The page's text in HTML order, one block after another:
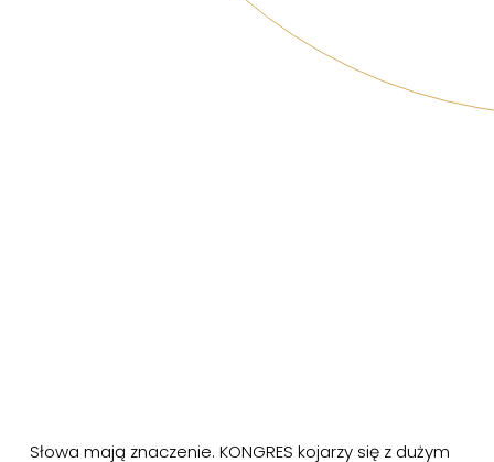
Słowa mają znaczenie. KONGRES kojarzy się z dużym